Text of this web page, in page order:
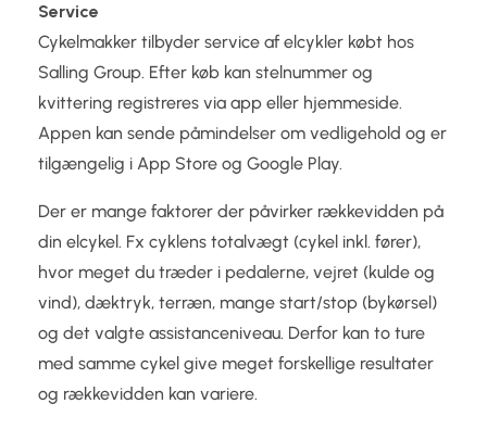
Service
Cykelmakker tilbyder service af elcykler købt hos
Salling Group. Efter køb kan stelnummer og
kvittering registreres via app eller hjemmeside.
Appen kan sende påmindelser om vedligehold og er
tilgængelig i App Store og Google Play.
Der er mange faktorer der påvirker rækkevidden på
din elcykel. Fx cyklens totalvægt (cykel inkl. fører),
hvor meget du træder i pedalerne, vejret (kulde og
vind), dæktryk, terræn, mange start/stop (bykørsel)
og det valgte assistanceniveau. Derfor kan to ture
med samme cykel give meget forskellige resultater
og rækkevidden kan variere.